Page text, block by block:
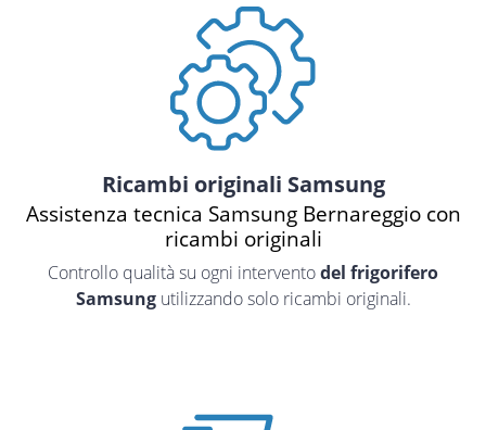
Ricambi originali Samsung
Assistenza tecnica Samsung Bernareggio con
ricambi originali
Controllo qualità su ogni interventodel frigorifero
Samsungutilizzando solo ricambi originali.